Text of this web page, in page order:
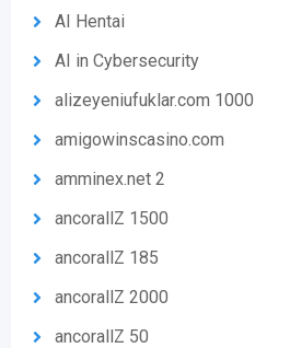
AI Hentai
AI in Cybersecurity
alizeyeniufuklar.com 1000
amigowinscasino.com
amminex.net 2
ancorallZ 1500
ancorallZ 185
ancorallZ 2000
ancorallZ 50